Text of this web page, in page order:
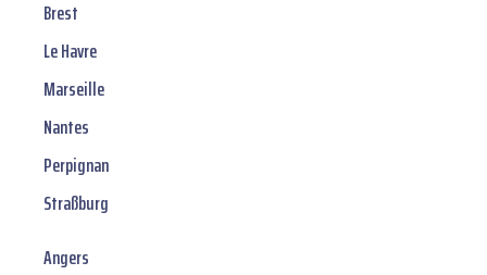
Brest
Le Havre
Marseille
Nantes
Perpignan
Straßburg
Angers